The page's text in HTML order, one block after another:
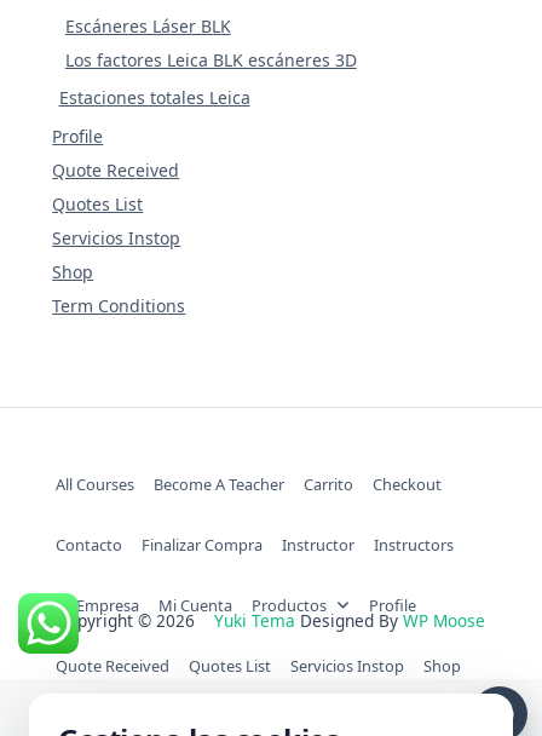
Escáneres Láser BLK
Los factores Leica BLK escáneres 3D
Estaciones totales Leica
Profile
Quote Received
Quotes List
Servicios Instop
Shop
Term Conditions
All Courses Become A Teacher Carrito Checkout
Contacto Finalizar Compra Instructor Instructors
La Empresa Mi Cuenta Productos Profile
Quote Received Quotes List Servicios Instop Shop
Term Conditions
Copyright © 2026 Yuki Tema Designed By WP Moose